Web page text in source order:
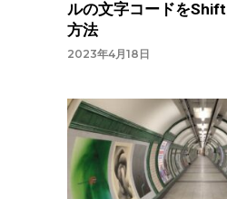
ルの文字コードを
方法
2023年4月18日